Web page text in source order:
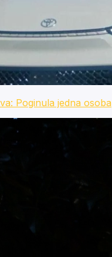
Poginula jedna osoba